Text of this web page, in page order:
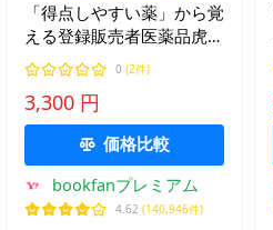
「得点しやすい薬」から覚
える登録販売者医薬品虎の
巻 試験問題の作成に関す
る手引き第3章/きくりん/
高橋伊津美
0 (2件)
3,300 円
価格比較
bookfanプレミアム
4.62 (140,946件)